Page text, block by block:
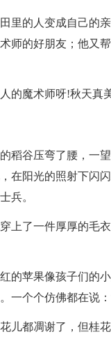
里的人变成自己的
师的好朋友；他又
的魔术师呀!秋天真
稻谷压弯了腰，一
在阳光的照射下闪
兵。
上了一件厚厚的毛
的苹果像孩子们的
一个个仿佛都在说
儿都凋谢了，但桂